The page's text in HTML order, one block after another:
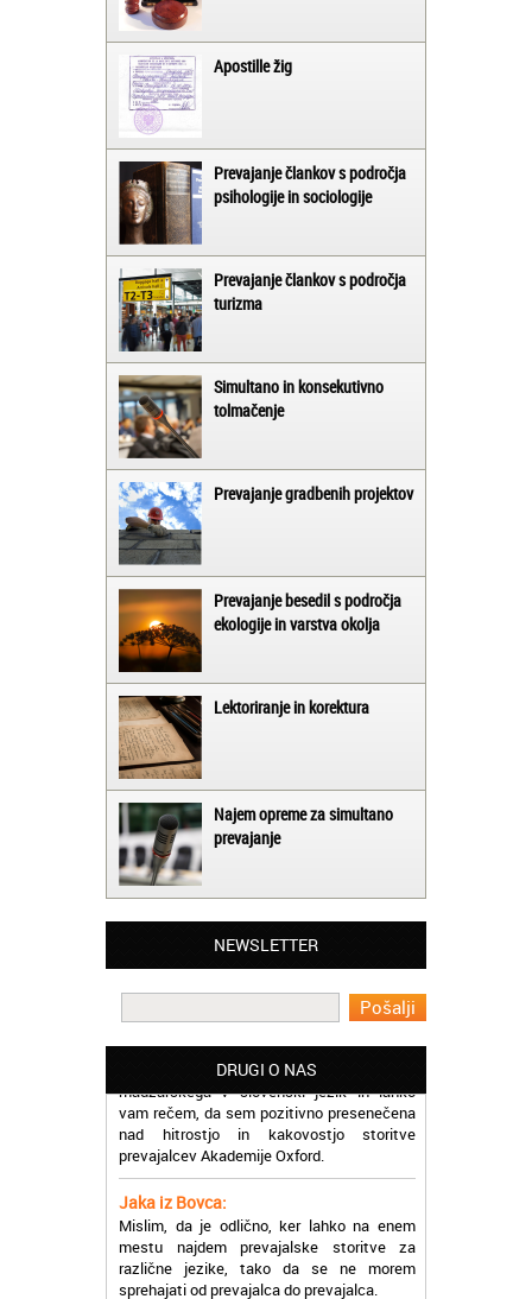
Apostille žig
Prevajanje člankov s področja
psihologije in sociologije
Prevajanje člankov s področja
turizma
Simultano in konsekutivno
tolmačenje
Prevajanje gradbenih projektov
Prevajanje besedil s področja
ekologije in varstva okolja
Lektoriranje in korektura
Najem opreme za simultano
prevajanje
NEWSLETTER
DRUGI O NAS
Matjaž iz Ajdovščine:
Lahko pohvalim vse zaposlene v Akademiji
Oxford, ker so resnično profesionalni in
prevajalske storitve opravljajo hitro in
učinkoviti.
madžarskega v slovenski jezik in lahko
vam rečem, da sem pozitivno presenečena
nad hitrostjo in kakovostjo storitve
prevajalcev Akademije Oxford.
Jaka iz Bovca:
Mislim, da je odlično, ker lahko na enem
mestu najdem prevajalske storitve za
različne jezike, tako da se ne morem
sprehajati od prevajalca do prevajalca.